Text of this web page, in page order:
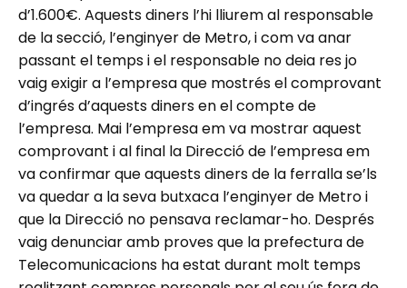
d’1.600€. Aquests diners l’hi lliurem al responsable
de la secció, l’enginyer de Metro, i com va anar
passant el temps i el responsable no deia res jo
vaig exigir a l’empresa que mostrés el comprovant
d’ingrés d’aquests diners en el compte de
l’empresa. Mai l’empresa em va mostrar aquest
comprovant i al final la Direcció de l’empresa em
va confirmar que aquests diners de la ferralla se’ls
va quedar a la seva butxaca l’enginyer de Metro i
que la Direcció no pensava reclamar-ho. Després
vaig denunciar amb proves que la prefectura de
Telecomunicacions ha estat durant molt temps